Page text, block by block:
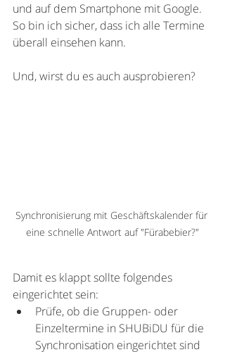
und auf dem Smartphone mit Google.
So bin ich sicher, dass ich alle Termine
überall einsehen kann.
Und, wirst du es auch ausprobieren?
Synchronisierung mit Geschäftskalender für
eine schnelle Antwort auf "Fürabebier?"
Damit es klappt sollte folgendes
eingerichtet sein:
Prüfe, ob die Gruppen- oder
Einzeltermine in SHUBiDU für die
Synchronisation eingerichtet sind